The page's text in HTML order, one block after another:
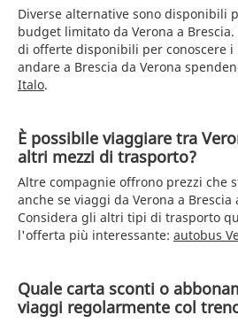
Diverse alternative sono disponibili
budget limitato da Verona a
di offerte disponibili per conoscere
andare a Brescia da Verona
Italo.
È possibile viaggiare tra
altri mezzi di trasporto?
Altre compagnie offrono prezzi che
anche se viaggi da Verona a
Considera gli altri tipi di trasporto
l'offerta più interessante: autobus
Quale carta sconti o
viaggi regolarmente col